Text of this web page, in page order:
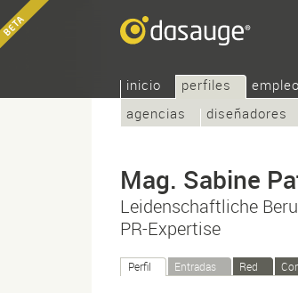
inicio
perfiles
agencias
diseñadores
Mag. Sabine
Leidenschaftliche
PR-Expertise
Perfil Entradas Red